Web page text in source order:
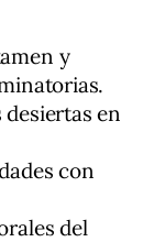
y
en
con
del